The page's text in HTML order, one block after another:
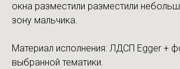
окна разместили разместили
зону мальчика.
Материал исполнения: ЛДСП Egger +
выбранной тематики.